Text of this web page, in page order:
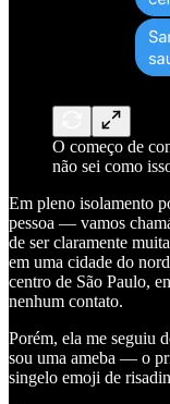
O começo de
não sei como
Em pleno isolamento
pessoa — vamos
de ser claramente
em uma cidade do
centro de São Paulo,
nenhum contato.
Porém, ela me seguiu
sou uma ameba — o
singelo emoji de